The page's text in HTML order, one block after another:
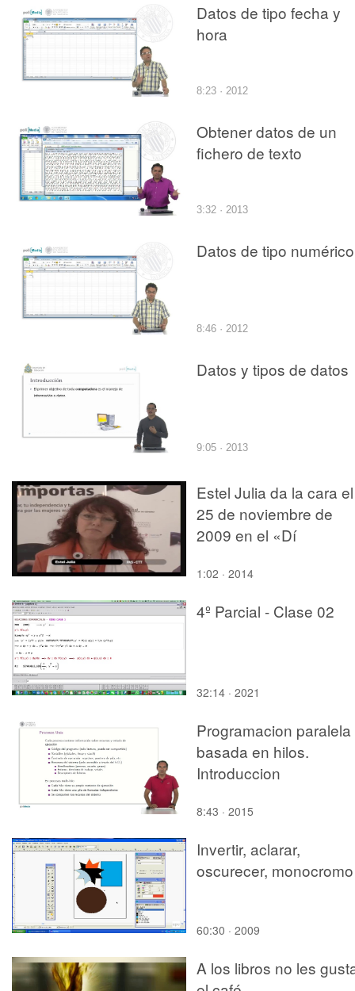
Datos de tipo fecha y
hora
8:23 · 2012
Obtener datos de un
fichero de texto
3:32 · 2013
Datos de tipo numérico
8:46 · 2012
Datos y tipos de datos
9:05 · 2013
Estel Julia da la cara el
25 de noviembre de
2009 en el «Dí
1:02 · 2014
4º Parcial - Clase 02
32:14 · 2021
Programacion paralela
basada en hilos.
Introduccion
8:43 · 2015
Invertir, aclarar,
oscurecer, monocromo
60:30 · 2009
A los libros no les